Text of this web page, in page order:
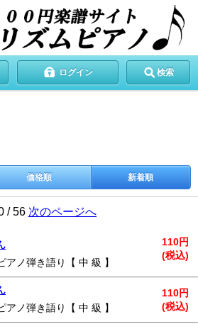
ログイン 検索
価格順 新着順
/ 56 次のページへ
110円
(税込)
アノ弾き語り【 中 級 】
110円
(税込)
アノ弾き語り【 中 級 】